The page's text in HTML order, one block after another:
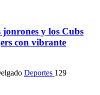
y los Cubs
con vibrante
Deportes 129